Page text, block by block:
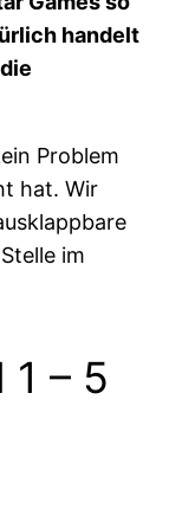
handelt
Problem
hat. Wir
im
– 5